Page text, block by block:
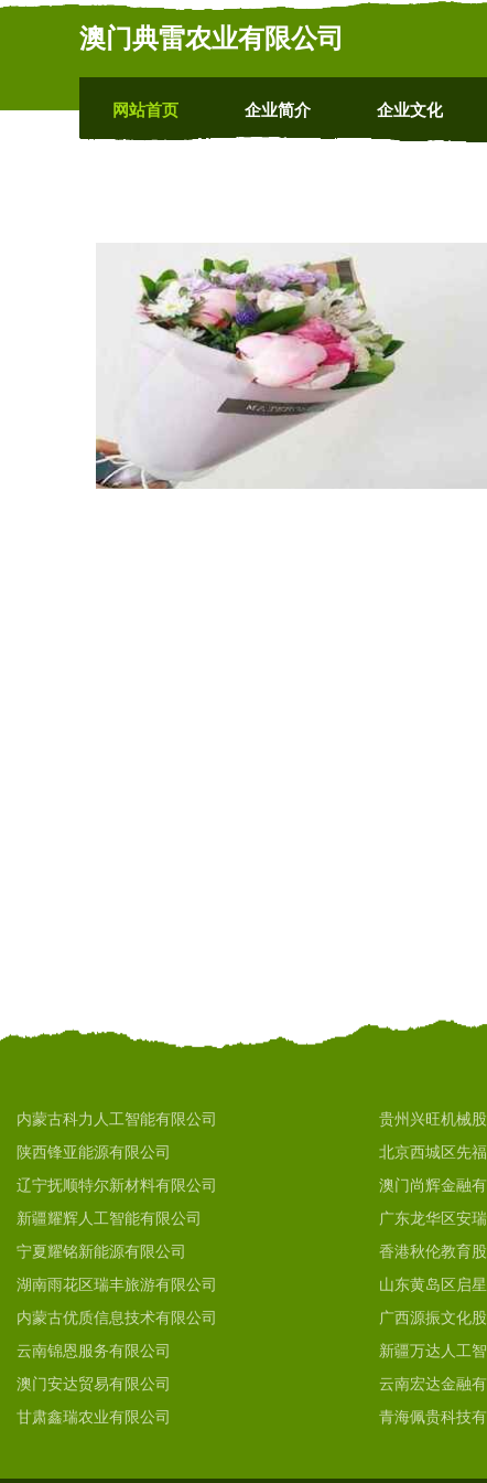
澳门典雷农业有限公司
网站首页 企业简介 企业文化
内蒙古科力人工智能有限公司 贵州兴旺机械
陕西锋亚能源有限公司
北京西城区先
辽宁抚顺特尔新材料有限公司
澳门尚辉金融
新疆耀辉人工智能有限公司
广东龙华区安
宁夏耀铭新能源有限公司
香港秋伦教育
湖南雨花区瑞丰旅游有限公司
山东黄岛区启
内蒙古优质信息技术有限公司
广西源振文化
云南锦恩服务有限公司
新疆万达人工
澳门安达贸易有限公司
云南宏达金融
甘肃鑫瑞农业有限公司
青海佩贵科技